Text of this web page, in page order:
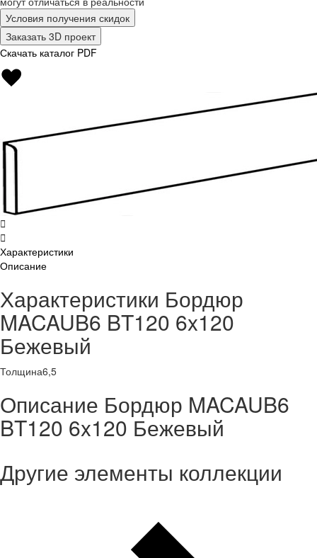
Условия получения скидок
Заказать 3D проект
Скачать каталог PDF
Характеристики
Описание
Характеристики Бордюр
MACAUB6 BT120 6x120
Бежевый
Толщина6,5
Описание Бордюр MACAUB6
BT120 6x120 Бежевый
Другие элементы коллекции